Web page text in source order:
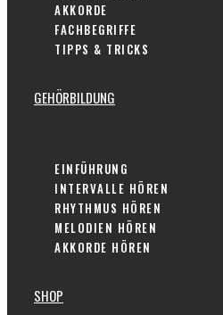
AKKORDE
FACHBEGRIFFE
TIPPS & TRICKS
GEHÖRBILDUNG
EINFÜHRUNG
INTERVALLE HÖREN
RHYTHMUS HÖREN
MELODIEN HÖREN
AKKORDE HÖREN
SHOP